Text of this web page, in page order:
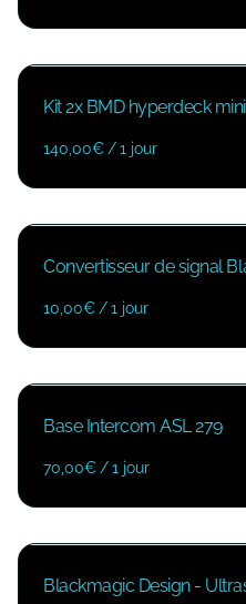
Kit 2x BMD hyperdeck mini
/
Convertisseur de signal
/
Base Intercom ASL 279
/
Blackmagic Design -